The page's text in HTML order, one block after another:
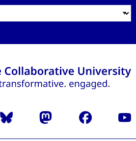
Bluesky Mastodon Facebook